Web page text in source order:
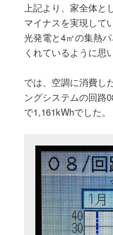
上記より、家全体と
マイナスを実現して
光発電と4㎡の集熱
くれているように思
では、空調に消費し
ングシステムの回路
で1,161kWhでした。